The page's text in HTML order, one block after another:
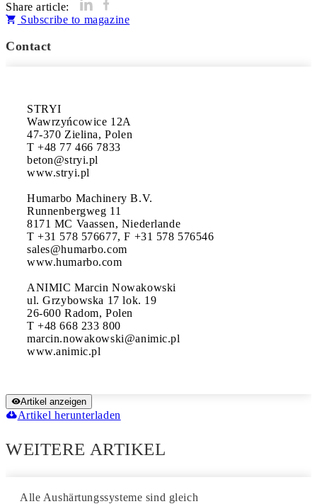
Share article:
Subscribe to magazine
Contact
STRYI
Wawrzyńcowice 12A
47-370 Zielina, Polen
T +48 77 466 7833
beton@stryi.pl
www.stryi.pl
Humarbo Machinery B.V.
Runnenbergweg 11
8171 MC Vaassen, Niederlande
T +31 578 576677, F +31 578 576546
sales@humarbo.com
www.humarbo.com
ANIMIC Marcin Nowakowski
ul. Grzybowska 17 lok. 19
26-600 Radom, Polen
T +48 668 233 800
marcin.nowakowski@animic.pl
www.animic.pl
Artikel anzeigen
Artikel herunterladen
WEITERE ARTIKEL
Alle Aushärtungssysteme sind gleich